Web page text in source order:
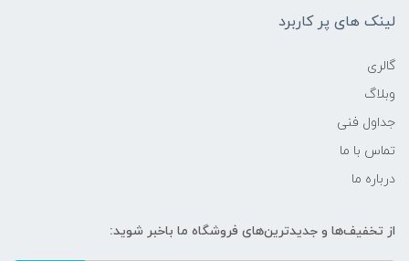
لینک های پر کاربرد
گالری
وبلاگ
جداول فنی
تماس با ما
درباره ما
از تخفیف‌ها و جدیدترین‌های فروشگاه ما باخبر شوید: